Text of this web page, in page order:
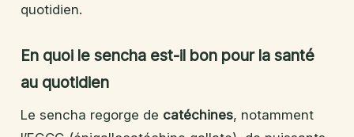
quotidien.
En quoi le sencha est-il bon pour la santé
au quotidien
Le sencha regorge de catéchines, notamment